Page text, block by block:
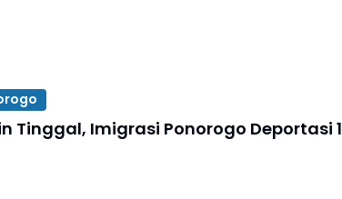
Tinggal, Imigrasi Ponorogo Deportasi 1